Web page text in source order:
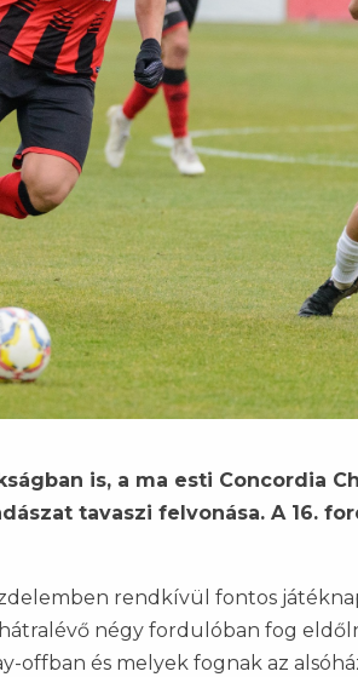
is, a ma esti Concordia
tavaszi felvonása. A 16.
rendkívül fontos
négy fordulóban fog
offban és melyek fognak az